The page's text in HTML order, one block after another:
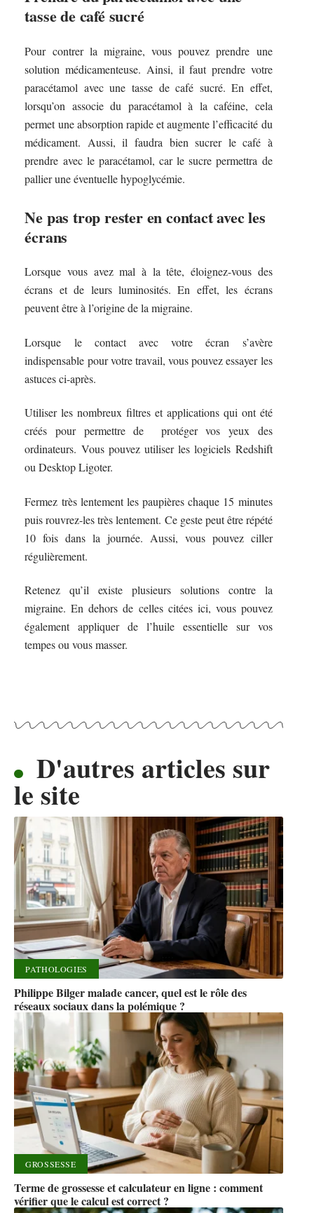
tasse de café sucré
Pour contrer la migraine, vous pouvez prendre une
solution médicamenteuse. Ainsi, il faut prendre votre
paracétamol avec une tasse de café sucré. En effet,
lorsqu’on associe du paracétamol à la caféine, cela
permet une absorption rapide et augmente l’efficacité du
médicament. Aussi, il faudra bien sucrer le café à
prendre avec le paracétamol, car le sucre permettra de
pallier une éventuelle hypoglycémie.
Ne pas trop rester en contact avec les
écrans
Lorsque vous avez mal à la tête, éloignez-vous des
écrans et de leurs luminosités. En effet, les écrans
peuvent être à l’origine de la migraine.
Lorsque le contact avec votre écran s’avère
indispensable pour votre travail, vous pouvez essayer les
astuces ci-après.
Utiliser les nombreux filtres et applications qui ont été
créés pour permettre de protéger vos yeux des
ordinateurs. Vous pouvez utiliser les logiciels Redshift
ou Desktop Ligoter.
Fermez très lentement les paupières chaque 15 minutes
puis rouvrez-les très lentement. Ce geste peut être répété
10 fois dans la journée. Aussi, vous pouvez ciller
régulièrement.
Retenez qu’il existe plusieurs solutions contre la
migraine. En dehors de celles citées ici, vous pouvez
également appliquer de l’huile essentielle sur vos
tempes ou vous masser.
D'autres articles sur
le site
PATHOLOGIES
Philippe Bilger malade cancer, quel est le rôle des
réseaux sociaux dans la polémique ?
GROSSESSE
Terme de grossesse et calculateur en ligne : comment
vérifier que le calcul est correct ?